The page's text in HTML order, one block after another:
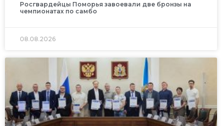
Росгвардейцы Поморья завоевали две бронзы на
чемпионатах по самбо
08.08.2026